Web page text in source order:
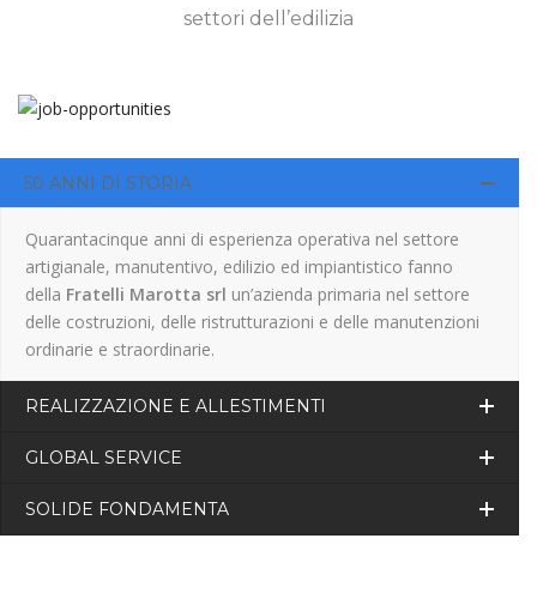
settori dell’edilizia
50 ANNI DI STORIA
Quarantacinque anni di esperienza operativa nel settore
artigianale, manutentivo, edilizio ed impiantistico fanno
della Fratelli Marotta srl un’azienda primaria nel settore
delle costruzioni, delle ristrutturazioni e delle manutenzioni
ordinarie e straordinarie.
REALIZZAZIONE E ALLESTIMENTI
GLOBAL SERVICE
SOLIDE FONDAMENTA